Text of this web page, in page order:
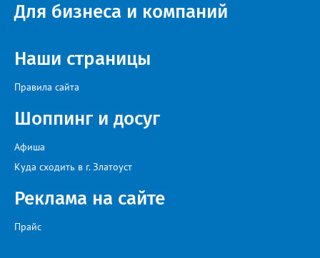
Для бизнеса и компаний
Наши страницы
Правила сайта
Шоппинг и досуг
Афиша
Куда сходить в г. Златоуст
Реклама на сайте
Прайс